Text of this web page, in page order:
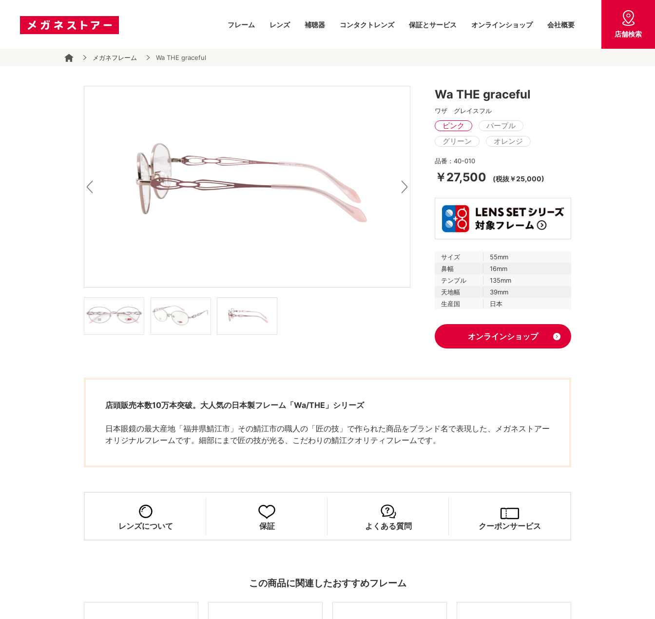
フレーム レンズ 補聴器 コンタクトレンズ 保証とサービス オンラインショップ
会社概要
店舗検索
メガネフレーム Wa THE graceful
Wa THE graceful
ワザ グレイスフル
ピンク
パープル
グリーン
オレンジ
品番：40-010
￥27,500 (税抜￥25,000)
サイズ
55mm
鼻幅
16mm
テンプル
135mm
天地幅
39mm
生産国
日本
オンラインショップ
店頭販売本数10万本突破。大人気の日本製フレーム「Wa/THE」シリーズ
日本眼鏡の最大産地「福井県鯖江市」その鯖江市の職人の「匠の技」で作られた商品をブランド名で表現した、メガネストアー
オリジナルフレームです。細部にまで匠の技が光る、こだわりの鯖江クオリティフレームです。
レンズについて 保証 よくある質問 クーポンサービス
この商品に関連したおすすめフレーム